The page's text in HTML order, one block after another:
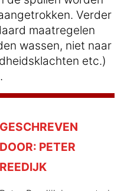
Verder
maatregelen
wassen, niet naar
etc.)
GESCHREVEN
DOOR: PETER
REEDIJK